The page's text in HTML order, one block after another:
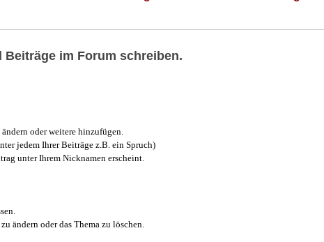
im Forum schreiben.
oder weitere hinzufügen.
jedem Ihrer Beiträge z.B. ein Spruch)
unter Ihrem Nicknamen erscheint.
ändern oder das Thema zu löschen.